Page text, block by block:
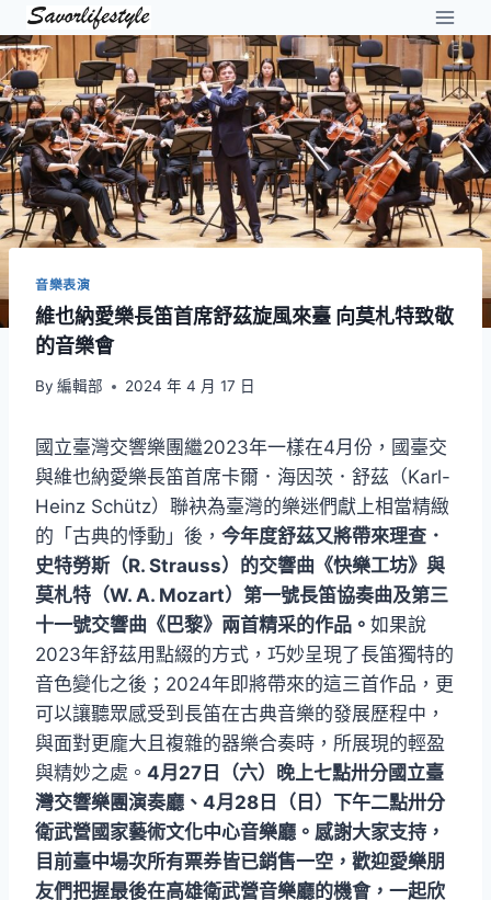
Skip
to
content
音樂表演
維也納愛樂長笛首席舒茲旋風來臺 向莫札特致敬
的音樂會
By 編輯部 2024 年 4 月 17 日
國立臺灣交響樂團繼2023年一樣在4月份，國臺交
與維也納愛樂長笛首席卡爾．海因茨．舒茲（Karl-
Heinz Schütz）聯袂為臺灣的樂迷們獻上相當精緻
的「古典的悸動」後， 今年度舒茲又將帶來理查．
史特勞斯（R. Strauss）的交響曲《快樂工坊》與
莫札特（W. A. Mozart）第一號長笛協奏曲及第三
十一號交響曲《巴黎》兩首精采的作品。 如果說
2023年舒茲用點綴的方式，巧妙呈現了長笛獨特的
音色變化之後；2024年即將帶來的這三首作品，更
可以讓聽眾感受到長笛在古典音樂的發展歷程中，
與面對更龐大且複雜的器樂合奏時，所展現的輕盈
與精妙之處。 4月27日（六）晚上七點卅分國立臺
灣交響樂團演奏廳、4月28日（日）下午二點卅分
衛武營國家藝術文化中心音樂廳。感謝大家支持，
目前臺中場次所有票券皆已銷售一空，歡迎愛樂朋
友們把握最後在高雄衛武營音樂廳的機會，一起欣